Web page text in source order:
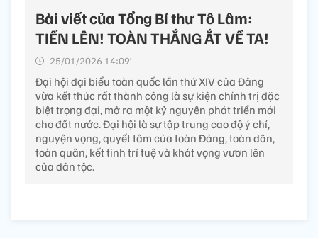
Bài viết của Tổng Bí thư Tô Lâm:
TIẾN LÊN! TOÀN THẮNG ẮT VỀ TA!
25/01/2026 14:09’
Đại hội đại biểu toàn quốc lần thứ XIV của Đảng
vừa kết thúc rất thành công là sự kiện chính trị đặc
biệt trọng đại, mở ra một kỷ nguyên phát triển mới
cho đất nước. Đại hội là sự tập trung cao độ ý chí,
nguyện vọng, quyết tâm của toàn Đảng, toàn dân,
toàn quân, kết tinh trí tuệ và khát vọng vươn lên
của dân tộc.